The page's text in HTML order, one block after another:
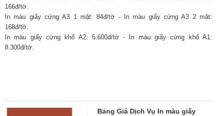
166đ/tờ.
In màu giấy cứng A3 1 mặt: 84đ/tờ - In màu giấy cứng A3 2 mặt:
168đ/tờ.
In màu giấy cứng khổ A2: 5.600đ/tờ - In màu giấy cứng khổ A1:
8.300đ/tờ.
Bảng Giá Dịch Vụ In màu giấy